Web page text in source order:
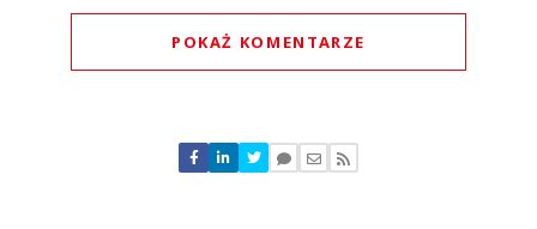
POKAŻ KOMENTARZE
Nie znaleziono komentarzy
Zostaw swoje komentarze